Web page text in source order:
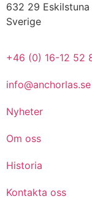
632 29 Eskilstuna
Sverige
+46 (0) 16-12 52
info@anchorlas.se
Nyheter
Om oss
Historia
Kontakta oss